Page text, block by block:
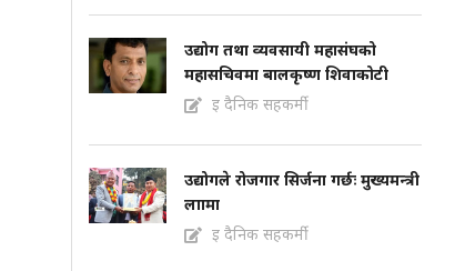
उद्योग तथा व्यवसायी महासंघको
महासचिवमा बालकृष्ण शिवाकोटी
इ दैनिक सहकर्मी
उद्योगले रोजगार सिर्जना गर्छः मुख्यमन्त्री
लाामा
इ दैनिक सहकर्मी